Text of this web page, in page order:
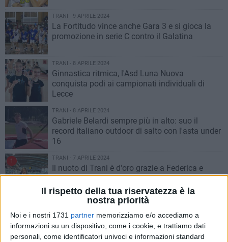
Il rispetto della tua riservatezza è la
nostra priorità
Noi e i nostri 1731 partner memorizziamo e/o accediamo a
informazioni su un dispositivo, come i cookie, e trattiamo dati
personali, come identificatori univoci e informazioni standard
TRANI - 9 APRILE 2024
La Fortitudo vince anche Gara 3 e si gioca la
promozione in serie C contro il Galatina
TRANI - 8 APRILE 2024
Ginnastica ritmica, l'Asd Luna Nuova
conquista podi ai campionati individuali di
Lecce
TRANI - 8 APRILE 2024
Gabriele Belardi sempre più in alto: suo il
record italiano outdoor di salto con l'asta under
16
1 TRANI - 7 APRILE 2024
Il nuoto di Trani è d'oro grazie a Federica e
Francesca: strepitose ai Criteria di Riccione
TRANI - 7 APRILE 2024
Fortitudo, alle 19 Gara 3 con il Putignano: chi
vince accede alle Finali Playoff